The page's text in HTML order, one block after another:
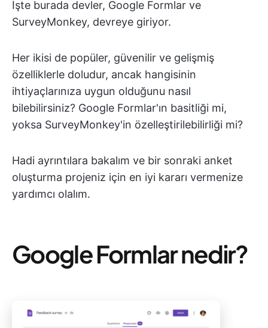
İşte burada devler, Google Formlar ve
SurveyMonkey, devreye giriyor.
Her ikisi de popüler, güvenilir ve gelişmiş
özelliklerle doludur, ancak hangisinin
ihtiyaçlarınıza uygun olduğunu nasıl
bilebilirsiniz? Google Formlar'ın basitliği mi,
yoksa SurveyMonkey'in özelleştirilebilirliği mi?
Hadi ayrıntılara bakalım ve bir sonraki anket
oluşturma projeniz için en iyi kararı vermenize
yardımcı olalım.
Google Formlar nedir?